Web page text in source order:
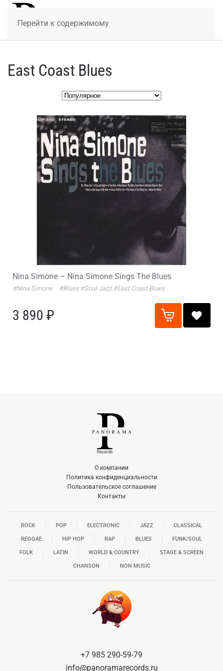
Перейти к содержимому
East Coast Blues
Nina Simone – Nina Simone Sings The Blues
#Nina Simone #Blues #Soul-Jazz #East Coast Blues
3 890 ₽
О компании
Политика конфиденциальности
Пользовательское соглашение
Контакты
ROCK POP ELECTRONIC JAZZ CLASSICAL
REGGAE HIP HOP RAP BLUES FUNK/SOUL
FOLK LATIN WORLD & COUNTRY STAGE & SCREEN
CHANSON NON MUSIC
+7 985 290-59-79
info@panoramarecords.ru